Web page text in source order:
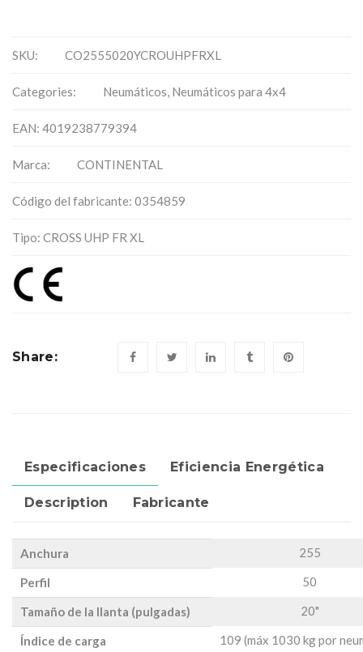
SKU: CO2555020YCROUHPFRXL
Categories: Neumáticos, Neumáticos para 4x4
EAN: 4019238779394
Marca: CONTINENTAL
Código del fabricante: 0354859
Tipo: CROSS UHP FR XL
Share:
Especificaciones Eficiencia Energética
Description Fabricante
Anchura 255
Perfil 50
Tamaño de la llanta (pulgadas) 20"
Índice de carga 109 (máx 1030 kg por